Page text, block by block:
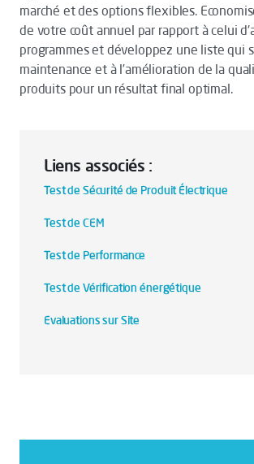
marché et des options flexibles.
de votre coût annuel par rapport à celui
programmes et développez une liste qui
maintenance et à l’amélioration de la
produits pour un résultat final optimal.
Liens associés :
Test de Sécurité de Produit Électrique
Test de CEM
Test de Performance
Test de Vérification énergétique
Evaluations sur Site